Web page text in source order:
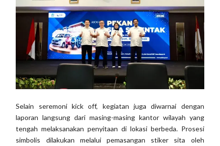
Selain seremoni kick off, kegiatan juga diwarnai dengan
laporan langsung dari masing-masing kantor wilayah yang
tengah melaksanakan penyitaan di lokasi berbeda. Prosesi
simbolis dilakukan melalui pemasangan stiker sita oleh